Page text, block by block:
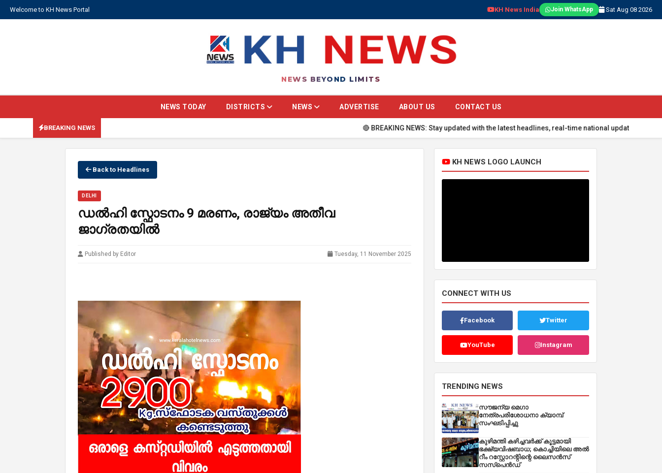
Welcome to KH News Portal KH News India Join WhatsApp Sat Aug 08 2026
NEWS BEYOND LIMITS
NEWS TODAY DISTRICTS NEWS ADVERTISE ABOUT US CONTACT US
BREAKING NEWS 🔴 BREAKING NEWS: Stay updated with the latest headlines, real-time national updates, global events,
Back to Headlines
DELHI
ഡൽഹി സ്ഫോടനം 9 മരണം, രാജ്യം അതീവ
ജാഗ്രതയിൽ
Published by Editor Tuesday, 11 November 2025
KH NEWS LOGO LAUNCH
CONNECT WITH US
Facebook Twitter
YouTube Instagram
TRENDING NEWS
സൗജന്യ മെഗാ
നേത്രപരിശോധനാ ക്യാമ്പ്
സംഘടിപ്പിച്ചു
കുഴിമന്തി കഴിച്ചവർക്ക് കൂട്ടമായി
ഭക്ഷ്യവിഷബാധ; കൊച്ചിയിലെ അൽ
റീം റസ്റ്റോറന്റിന്റെ ലൈസൻസ്
സസ്പെൻഡ്